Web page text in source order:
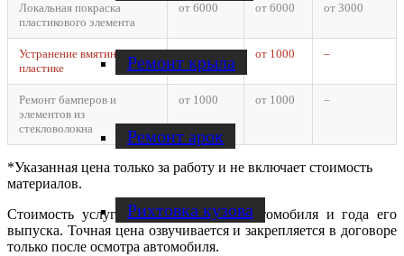
Ремонт крыла
Ремонт арок
Рихтовка кузова
Локальная покраска
пластикового элемента
от 6000 от 6000 от 3000
Устранение вмятин на
пластике
от 1000 от 1000 –
Ремонт бамперов и
элементов из
стекловолокна
от 1000 от 1000 –
*Указанная цена только за работу и не включает стоимость
материалов.
Стоимость услуг зависит от марки автомобиля и года его
выпуска. Точная цена озвучивается и закрепляется в договоре
только после осмотра автомобиля.